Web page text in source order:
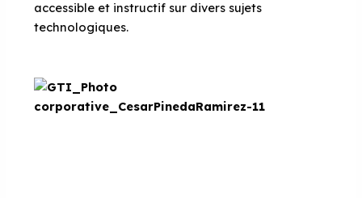
accessible et instructif sur divers sujets
technologiques.